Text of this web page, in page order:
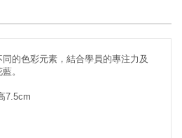
同的色彩元素， 結合學員的專注力及
藍。
7.5cm